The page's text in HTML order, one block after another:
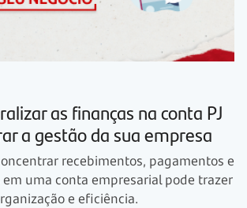
as finanças na conta PJ
a gestão da sua empresa
recebimentos, pagamentos e
uma conta empresarial pode trazer
e eficiência.